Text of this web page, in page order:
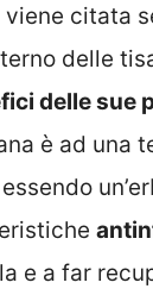
citata
delle
delle sue
è ad una
e a far